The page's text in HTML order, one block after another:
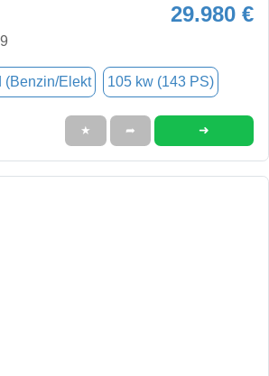
29.980 €
(Benzin/Elekt 105 kw (143 PS)
★ ➦ ➜